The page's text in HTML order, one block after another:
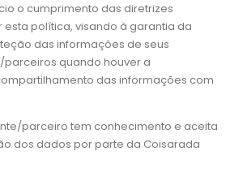
o cumprimento das diretrizes
política, visando à garantia da
das informações de seus
quando houver a
das informações com
parceiro tem conhecimento e aceita
dos dados por parte da Coisarada